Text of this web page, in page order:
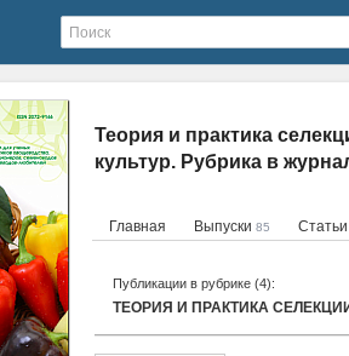
Теория и практика
культур. Рубрика в
Главная Выпуски 85
Публикации в рубрике (4):